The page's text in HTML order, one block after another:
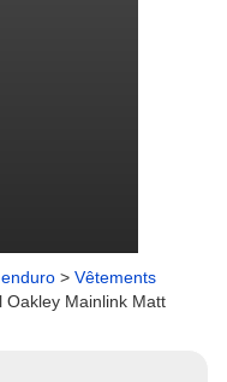
> Vêtements
Oakley Mainlink Matt